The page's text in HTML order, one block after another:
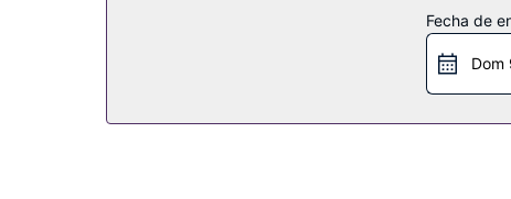
Para un relax sin igual, nada como una visita al
baño refrescante en una de las 2 piscinas al aire
recreativa o sala de juegos. El servicio de
Pásate por The Butcher’s Club, uno de los 4
Fecha de
Dom